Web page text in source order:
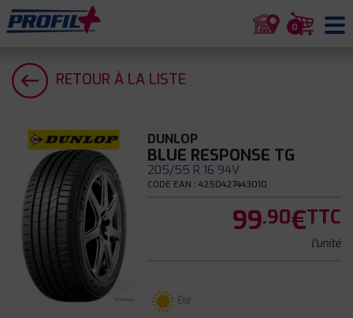
0
RETOUR À LA LISTE
DUNLOP
BLUE RESPONSE TG
205/55 R 16 94V
CODE EAN : 4250427443010
99.90€TTC
l'unité
Été